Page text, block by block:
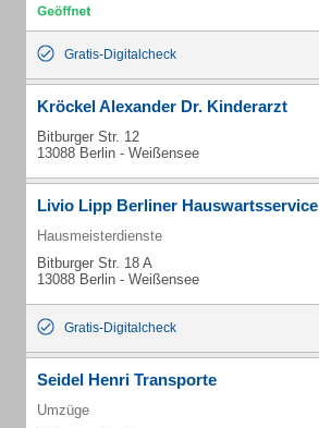
Gratis-Digitalcheck
Kröckel Alexander Dr. Kinderarzt
Bitburger Str. 12
13088 Berlin - Weißensee
Livio Lipp Berliner Hauswartsservice
Hausmeisterdienste
Bitburger Str. 18 A
13088 Berlin - Weißensee
Gratis-Digitalcheck
Seidel Henri Transporte
Umzüge